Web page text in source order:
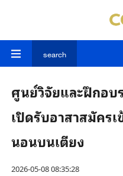
search
ศูนย์วิจัยและฝึกอ
เปิดรับอาสาสมัคร
นอนบนเตียง
2026-05-08 08:35:28